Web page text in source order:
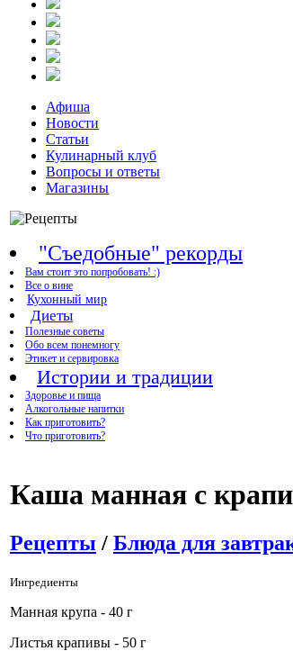
Афиша
Новости
Статьи
Кулинарный клуб
Вопросы и ответы
Магазины
"Съедобные" рекорды
Вам стоит это попробовать! :)
Все о вине
Кухонный мир
Диеты
Полезные советы
Обо всем понемногу
Этикет и сервировка
Истории и традиции
Здоровье и пища
Алкогольные напитки
Как приготовить?
Что приготовить?
Каша манная с
Рецепты / Блюда для
Ингредиенты
Манная крупа - 40 г
Листья крапивы - 50 г